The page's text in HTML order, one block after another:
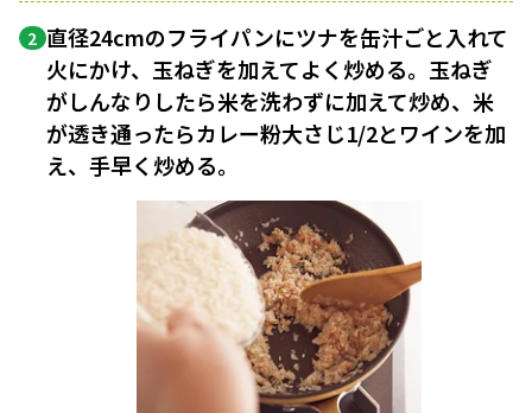
2 直径24cmのフライパンにツナを缶汁ごと入れて
火にかけ、玉ねぎを加えてよく炒める。玉ねぎ
がしんなりしたら米を洗わずに加えて炒め、米
が透き通ったらカレー粉大さじ1/2とワインを加
え、手早く炒める。